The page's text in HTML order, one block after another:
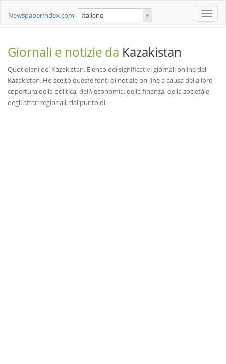
Toggle
NewspaperIndex.com Italiano
Giornali e notizie da Kazakistan
Quotidiani del Kazakistan. Elenco dei significativi giornali online del
Kazakistan. Ho scelto queste fonti di notizie on-line a causa della loro
copertura della politica, dell\'economia, della finanza, della società e
degli affari regionali, dal punto di